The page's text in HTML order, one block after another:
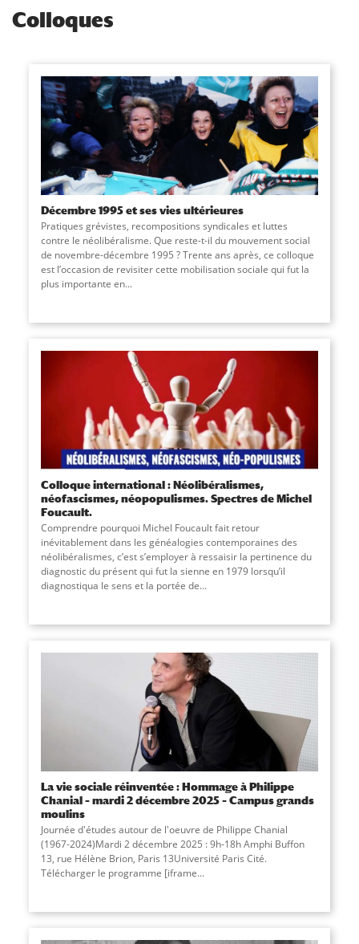
Colloques
Décembre 1995 et ses vies ultérieures
Pratiques grévistes, recompositions syndicales et luttes
contre le néolibéralisme. Que reste-t-il du mouvement social
de novembre-décembre 1995 ? Trente ans après, ce colloque
est l’occasion de revisiter cette mobilisation sociale qui fut la
plus importante en...
Colloque international : Néolibéralismes,
néofascismes, néopopulismes. Spectres de Michel
Foucault.
Comprendre pourquoi Michel Foucault fait retour
inévitablement dans les généalogies contemporaines des
néolibéralismes, c’est s’employer à ressaisir la pertinence du
diagnostic du présent qui fut la sienne en 1979 lorsqu’il
diagnostiqua le sens et la portée de...
La vie sociale réinventée : Hommage à Philippe
Chanial – mardi 2 décembre 2025 – Campus grands
moulins
Journée d'études autour de l'oeuvre de Philippe Chanial
(1967-2024)Mardi 2 décembre 2025 : 9h-18h Amphi Buffon
13, rue Hélène Brion, Paris 13Université Paris Cité.
Télécharger le programme [iframe...